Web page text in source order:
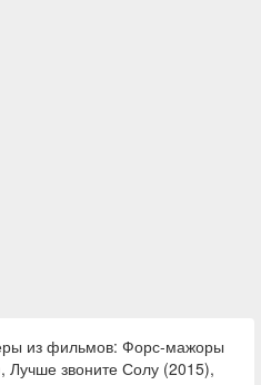
из фильмов: Форс-мажоры
звоните Солу (2015),